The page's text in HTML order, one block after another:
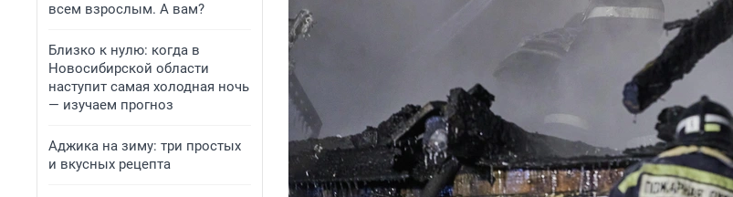
всем взрослым. А вам?
Близко к нулю: когда в
Новосибирской области
наступит самая холодная ночь
— изучаем прогноз
Аджика на зиму: три простых
и вкусных рецепта